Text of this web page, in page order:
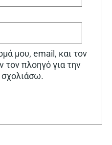
μου, email, και τον
τον πλοηγό για την